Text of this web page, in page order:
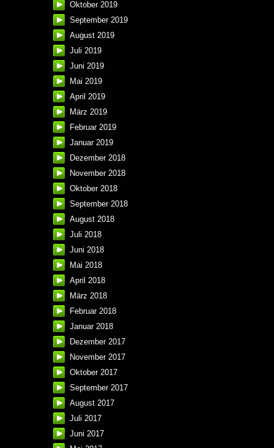
Oktober 2019
September 2019
August 2019
Juli 2019
Juni 2019
Mai 2019
April 2019
März 2019
Februar 2019
Januar 2019
Dezember 2018
November 2018
Oktober 2018
September 2018
August 2018
Juli 2018
Juni 2018
Mai 2018
April 2018
März 2018
Februar 2018
Januar 2018
Dezember 2017
November 2017
Oktober 2017
September 2017
August 2017
Juli 2017
Juni 2017